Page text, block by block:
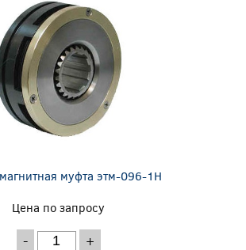
муфта этм-096-1Н
Цена по запросу
- +